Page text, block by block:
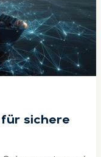
für sichere